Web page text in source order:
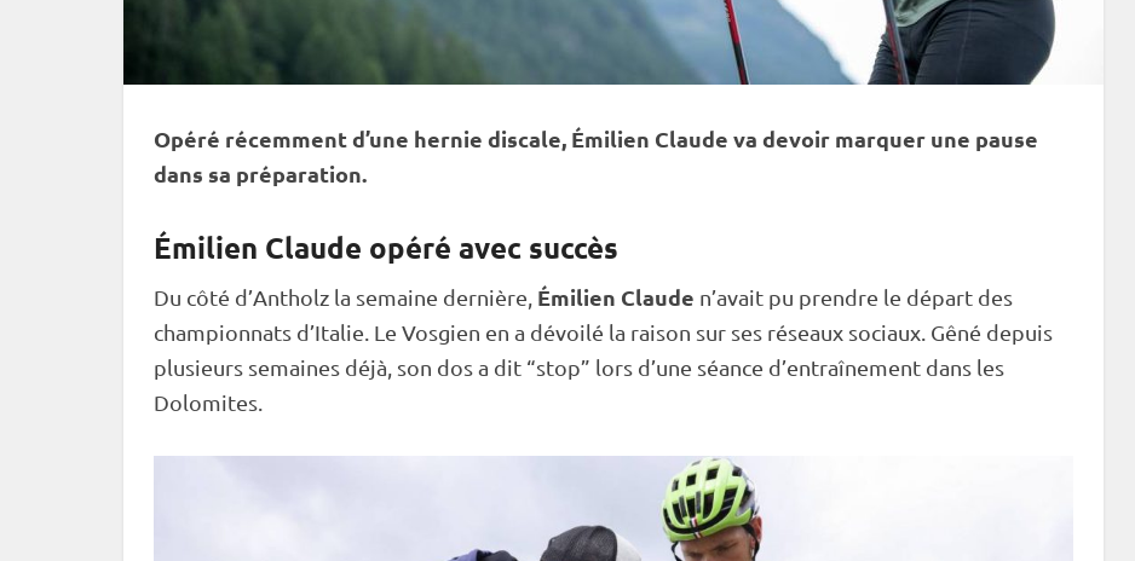
Opéré récemment d’une hernie discale, Émilien Claude va devoir marquer une pause
dans sa préparation.
Émilien Claude opéré avec succès
Du côté d’Antholz la semaine dernière, Émilien Claude n’avait pu prendre le départ des
championnats d’Italie. Le Vosgien en a dévoilé la raison sur ses réseaux sociaux. Gêné depuis
plusieurs semaines déjà, son dos a dit “stop” lors d’une séance d’entraînement dans les
Dolomites.